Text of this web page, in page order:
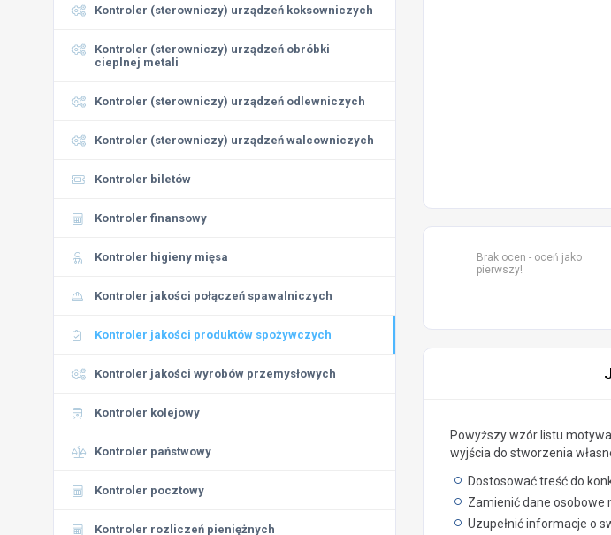
Kontroler (sterowniczy) urządzeń koksowniczych
Kontroler (sterowniczy) urządzeń obróbki
cieplnej metali
Kontroler (sterowniczy) urządzeń odlewniczych
Kontroler (sterowniczy) urządzeń walcowniczych
Kontroler biletów
Kontroler finansowy
Kontroler higieny mięsa
Kontroler jakości połączeń spawalniczych
Kontroler jakości produktów spożywczych
Kontroler jakości wyrobów przemysłowych
Kontroler kolejowy
Kontroler państwowy
Kontroler pocztowy
Kontroler rozliczeń pieniężnych
Brak ocen - oceń jako
pierwszy!
Powyższy wzór listu
wyjścia do stworzenia
Dostosować treść do
Zamienić dane osobowe
Uzupełnić informacje o